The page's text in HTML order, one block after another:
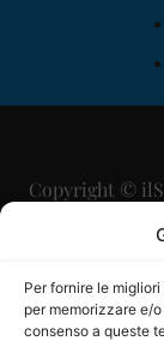
Per fornire le
per memorizzare e/
consenso a queste
Copyright ©